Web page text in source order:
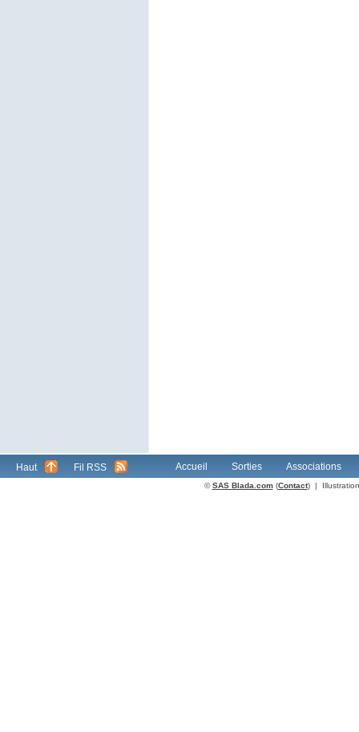
Haut Fil RSS Accueil Sorties Associations
©SAS Blada.com(Contact) |